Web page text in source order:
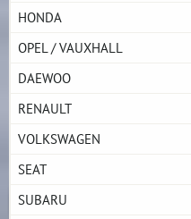
HONDA
OPEL / VAUXHALL
DAEWOO
RENAULT
VOLKSWAGEN
SEAT
SUBARU